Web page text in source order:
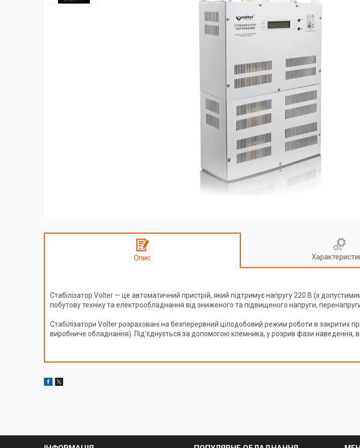
Опис
Стабілізатор Volter — це автоматичний пристрій, який підтримує напругу 220 В (з
побутову техніку та електрообладнання від зниженого та підвищеного напруги,
Стабілізатори Volter розраховані на безперервний цілодобовий режим роботи в закритих
виробниче обладнання). Під'єднується за допомогою клемника, у розрив фази наведення,